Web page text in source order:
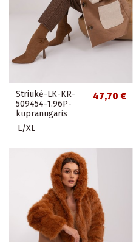
Striukė-LK-KR-
509454-1.96P-
kupranugaris
47,70 €
L/XL